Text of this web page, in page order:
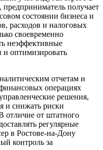
предприниматель получает
состоянии бизнеса и
расходов и налоговых
своевременно
неэффективные
и оптимизировать
отчетам и
операциях
решения,
и снижать риски
отличие от штатного
регулярные
в Ростове-на-Дону
контроль за